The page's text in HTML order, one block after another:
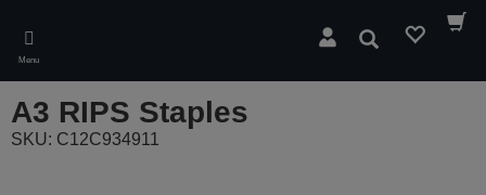
main
content
Menu
Pesquisar
A3 RIPS Staples
SKU: C12C934911